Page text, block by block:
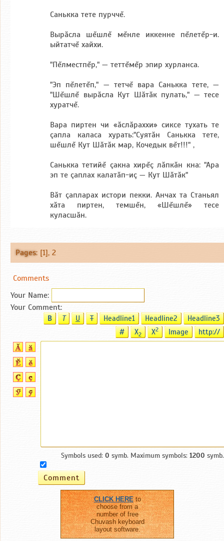
Санькка тете пурччĕ.
Bырăсла шĕшлĕ мĕнле иккенне пĕлетĕр-и.
ыйтатчĕ хайхи.
"Пĕлместпĕр," — теттĕмĕр эпир хурланса.
"Эп пĕлетĕп," — тетчĕ вара Санькка тете, —
"Шĕшлĕ вырăсла Кут Шăтăк пулать," — тесе
хуратчĕ.
Bара пиртен чи «ăслăраххи» сиксе тухать те
çапла каласа хурать:"Суятăн Санькка тете,
шĕшлĕ Кут Шăтăк мар, Кочедык вĕт!!!" ,
Санькка тетийĕ çакна хирĕç лăпкăн кна: "Ара
эп те çаплах калатăп-иç — Кут Шăтăк"
Băт çапларах истори пекки. Анчах та Станьял
хăта пиртен, темшĕн, «Шĕшлĕ» тесе
куласшăн.
Pages: [1], 2
Comments
Your Name:
Your Comment:
B T U T Headline1 Headline2
Headline3
#
X2 X2 Image http://
Symbols used: 0 symb. Maximum symbols: 1200 symb.
CLICK HEREto
choose from a
number of free
Chuvash keyboard
layout software.